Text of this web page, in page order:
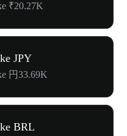
₹20.27K
JPY
円33.69K
BRL